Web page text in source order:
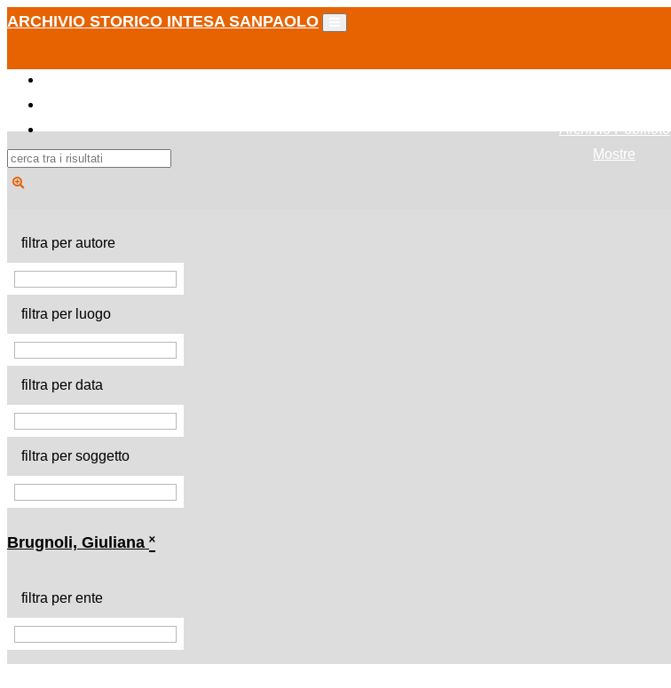
ARCHIVIO STORICO INTESA SANPAOLO
Archivio Publifoto
Mostre
filtra per autore
filtra per luogo
filtra per data
filtra per soggetto
Brugnoli, Giuliana ˟
filtra per ente